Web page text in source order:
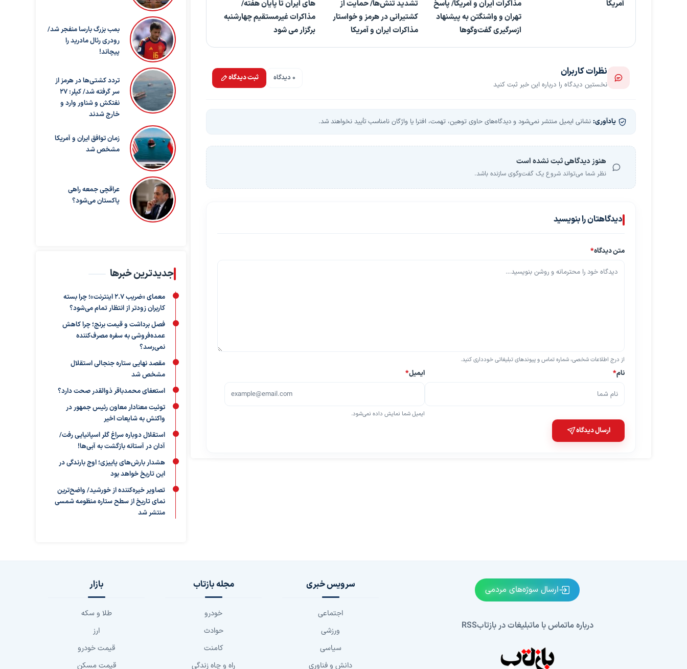
آمریکا
مذاکرات ایران و آمریکا/ پاسخ
تهران و واشنگتن به پیشنهاد
ازسرگیری گفت‌وگوها
تشدید تنش‌ها/ حمایت از
کشتیرانی در هرمز و خواستار
مذاکرات ایران و آمریکا
های ایران تا پایان هفته/
مذاکرات غیرمستقیم چهارشنبه
برگزار می شود
نظرات کاربران
نخستین دیدگاه را درباره این خبر ثبت کنید
0 دیدگاه ثبت دیدگاه
یادآوری: نشانی ایمیل منتشر نمی‌شود و دیدگاه‌های حاوی توهین، تهمت، افترا یا واژگان نامناسب تأیید نخواهند شد.
هنوز دیدگاهی ثبت نشده است
نظر شما می‌تواند شروع یک گفت‌وگوی سازنده باشد.
دیدگاهتان را بنویسید
متن دیدگاه*
از درج اطلاعات شخصی، شماره تماس و پیوندهای تبلیغاتی خودداری کنید.
نام* ایمیل*
ایمیل شما نمایش داده نمی‌شود.
ارسال دیدگاه
بمب بزرگ بارسا منفجر شد/
رودری رئال مادرید را
پیچاند!
تردد کشتی‌ها در هرمز از
سر گرفته شد/ کپلر: ۲۷
نفتکش و شناور وارد و
خارج شدند
زمان توافق ایران و آمریکا
مشخص شد
عراقچی جمعه راهی
پاکستان می‌شود؟
جدیدترین خبرها
معمای «ضریب ۲.۷ اینترنت»؛ چرا بسته
کاربران زودتر از انتظار تمام می‌شود؟
فصل برداشت و قیمت برنج؛ چرا کاهش
عمده‌فروشی به سفره مصرف‌کننده
نمی‌رسد؟
مقصد نهایی ستاره جنجالی استقلال
مشخص شد
استعفای محمدباقر ذوالقدر صحت دارد؟
توئیت معنادار معاون رئیس جمهور در
واکنش به شایعات اخیر
استقلال دوباره سراغ گلر اسپانیایی رفت/
آدان در آستانه بازگشت به آبی‌ها!
هشدار بارش‌های پاییزی؛ اوج بارندگی در
این تاریخ خواهد بود
تصاویر خیره‌کننده از خورشید/ واضح‌ترین
نمای تاریخ از سطح ستاره منظومه شمسی
منتشر شد
ارسال سوژه‌های مردمی
درباره ماتماس با ماتبلیغات در بازتابRSS
سرویس خبری
اجتماعی
ورزشی
سیاسی
دانش و فناوری
مجله بازتاب
خودرو
حوادث
کامنت
راه و چاه زندگی
بازار
طلا و سکه
ارز
قیمت خودرو
قیمت مسکن